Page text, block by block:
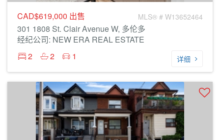
CAD$619,000 出售 MLS® # W13652464
301 1808 St. Clair Avenue W, 多伦多
经纪公司: NEW ERA REAL ESTATE
2
2 1 详细